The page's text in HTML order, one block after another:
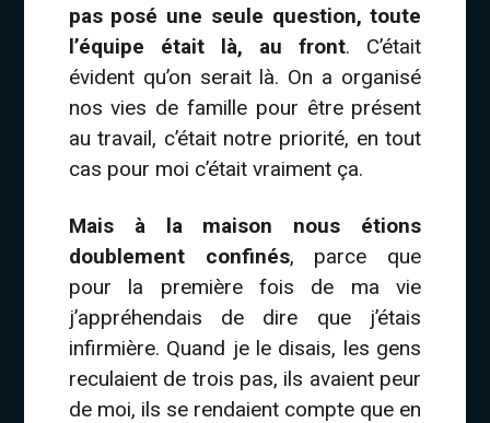
pas posé une seule question, toute
l’équipe était là, au front. C’était
évident qu’on serait là. On a organisé
nos vies de famille pour être présent
au travail, c’était notre priorité, en tout
cas pour moi c’était vraiment ça.
Mais à la maison nous étions
doublement confinés, parce que
pour la première fois de ma vie
j’appréhendais de dire que j’étais
infirmière. Quand je le disais, les gens
reculaient de trois pas, ils avaient peur
de moi, ils se rendaient compte que en